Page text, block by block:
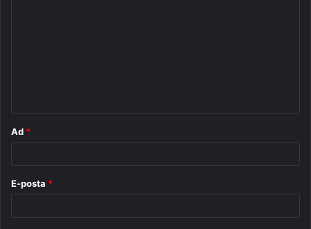
Ad *
E-posta *